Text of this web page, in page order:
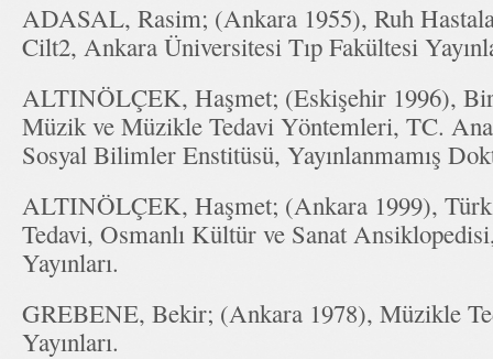
ADASAL, Rasim; (Ankara 1955), Ruh
Cilt2, Ankara Üniversitesi Tıp Fakültesi
ALTINÖLÇEK, Haşmet; (Eskişehir 1996),
Müzik ve Müzikle Tedavi Yöntemleri, TC.
Sosyal Bilimler Enstitüsü, Yayınlanmamış
ALTINÖLÇEK, Haşmet; (Ankara 1999), Türk
Tedavi, Osmanlı Kültür ve Sanat
Yayınları.
GREBENE, Bekir; (Ankara 1978), Müzikle
Yayınları.